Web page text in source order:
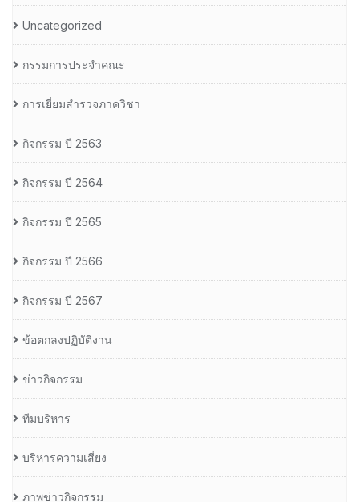
Uncategorized
กรรมการประจำคณะ
การเยี่ยมสำรวจภาควิชา
กิจกรรม ปี 2563
กิจกรรม ปี 2564
กิจกรรม ปี 2565
กิจกรรม ปี 2566
กิจกรรม ปี 2567
ข้อตกลงปฏิบัติงาน
ข่าวกิจกรรม
ทีมบริหาร
บริหารความเสี่ยง
ภาพข่าวกิจกรรม